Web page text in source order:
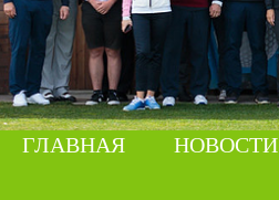
ГЛАВНАЯ НОВОСТИ